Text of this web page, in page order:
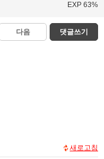
EXP 63%
다음 댓글쓰기
새로고침